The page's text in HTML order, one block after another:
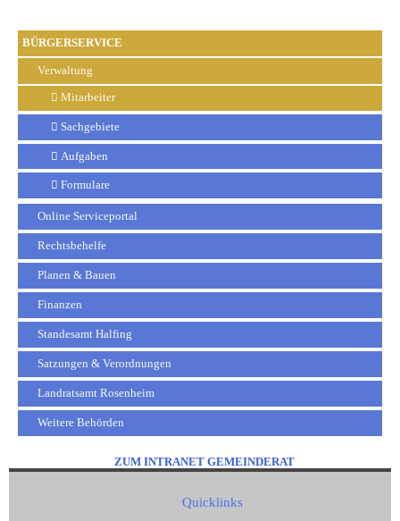
BÜRGERSERVICE
Verwaltung
Mitarbeiter
Sachgebiete
Aufgaben
Formulare
Online Serviceportal
Rechtsbehelfe
Planen & Bauen
Finanzen
Standesamt Halfing
Satzungen & Verordnungen
Landratsamt Rosenheim
Weitere Behörden
ZUM INTRANET GEMEINDERAT
Quicklinks